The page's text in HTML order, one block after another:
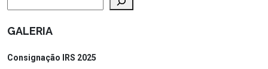
GALERIA
Consignação IRS 2025